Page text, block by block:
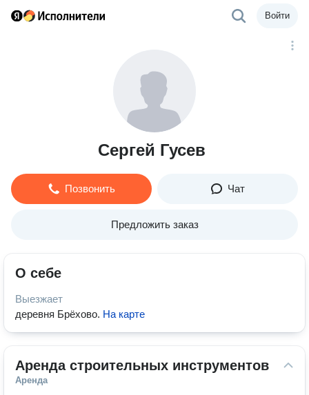
Войти
Сергей Гусев
Позвонить Чат
Предложить заказ
О себе
Выезжает
деревня Брёхово. На карте
Аренда строительных инструментов
Аренда